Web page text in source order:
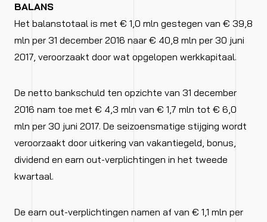
BALANS
Het balanstotaal is met € 1,0 mln gestegen van € 39,8
mln per 31 december 2016 naar € 40,8 mln per 30 juni
2017, veroorzaakt door wat opgelopen werkkapitaal.
De netto bankschuld ten opzichte van 31 december
2016 nam toe met € 4,3 mln van € 1,7 mln tot € 6,0
mln per 30 juni 2017. De seizoensmatige stijging wordt
veroorzaakt door uitkering van vakantiegeld, bonus,
dividend en earn out-verplichtingen in het tweede
kwartaal.
De earn out-verplichtingen namen af van € 1,1 mln per